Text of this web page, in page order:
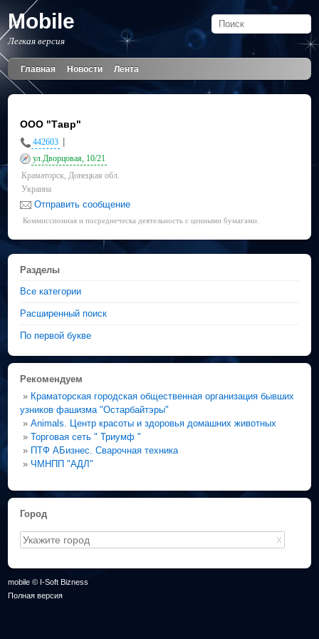
Mobile
Легкая версия
Главная Новости Лента
ООО "Тавр"
442603
ул.Дворцовая, 10/21
Краматорск, Донецкая обл.
Украина
Отправить сообщение
Коммиссионная и посреднеческа деятельность с ценными бумагами.
Разделы
Все категории
Расширенный поиск
По первой букве
Рекомендуем
» Краматорская городская общественная организация бывших
узников фашизма "Остарбайтэры"
»Animals. Центр красоты и здоровья домашних животных
»Торговая сеть " Триумф "
» ПТФ АБизнес. Сварочная техника
» ЧМНПП "АДЛ"
Город
X
mobile © I-Soft Bizness
Полная версия